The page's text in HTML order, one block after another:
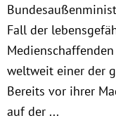
Fall der
weltweit einer der
Bereits vor ihrer
auf der ...